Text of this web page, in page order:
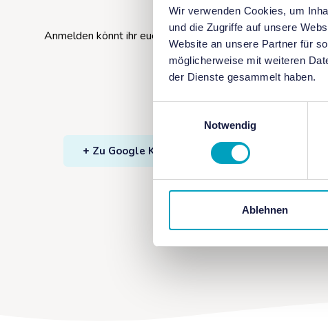
Wir verwenden Cookies, um
und die Zugriffe auf unsere
Website an unsere Partner für
möglicherweise mit weiteren
der Dienste gesammelt haben.
Notwendig
Ablehnen
Anmelden könnt ihr euch im Medienportal der Siemens-
+ Zu Google Kalender hinzufügen +